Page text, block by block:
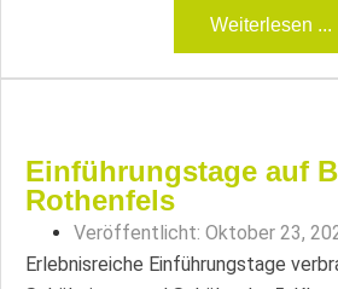
Weiterlesen ...
Einführungstage auf
Rothenfels
Veröffentlicht: Oktober 23,
Erlebnisreiche Einführungstage